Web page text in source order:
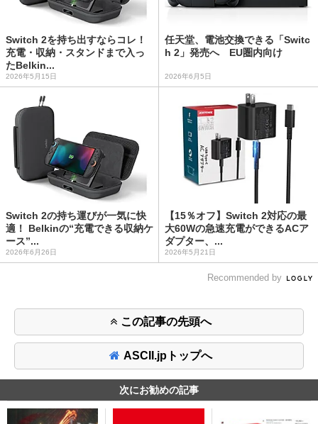
Switch 2を持ち出すならコレ！
充電・収納・スタンドまで入っ
たBelkin...
2026年5月15日
任天堂、電池交換できる「Switc
h 2」発売へ EU圏内向け
2026年6月5日
Switch 2の持ち運びが一気に快
適！ Belkinの“充電できる収納ケ
ース”...
2026年6月26日
【15％オフ】Switch 2対応の最
大60Wの急速充電ができるACア
ダプター、...
2026年5月21日
Recommended by
この記事の先頭へ
ASCII.jpトップへ
次にお勧めの記事